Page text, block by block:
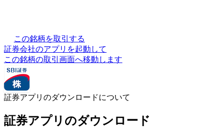
この銘柄を取引する
証券会社のアプリを起動して
この銘柄の取引画面へ移動します
証券アプリのダウンロードについて
証券アプリのダウンロード